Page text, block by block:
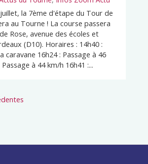
la 7ème d'étape du Tour de
au Tourne ! La course passera
Rose, avenue des écoles et
(D10). Horaires : 14h40 :
caravane 16h24 : Passage à 46
à 44 km/h 16h41 :...